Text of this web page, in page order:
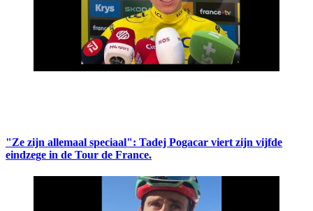
"Ze zijn allemaal speciaal": Tadej Pogacar viert zijn vijfde
eindzege in de Tour de France.